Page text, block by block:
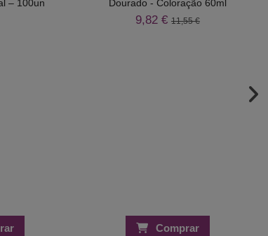
– 100un
Dourado - Coloração 60ml
9,82 € 11,55 €
Comprar